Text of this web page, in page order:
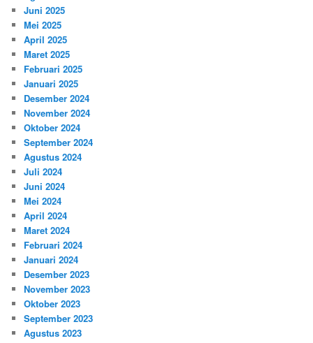
Juni 2025
Mei 2025
April 2025
Maret 2025
Februari 2025
Januari 2025
Desember 2024
November 2024
Oktober 2024
September 2024
Agustus 2024
Juli 2024
Juni 2024
Mei 2024
April 2024
Maret 2024
Februari 2024
Januari 2024
Desember 2023
November 2023
Oktober 2023
September 2023
Agustus 2023